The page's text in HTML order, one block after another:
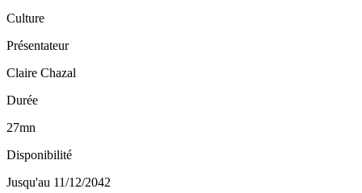
Culture
Présentateur
Claire Chazal
Durée
27mn
Disponibilité
Jusqu'au 11/12/2042